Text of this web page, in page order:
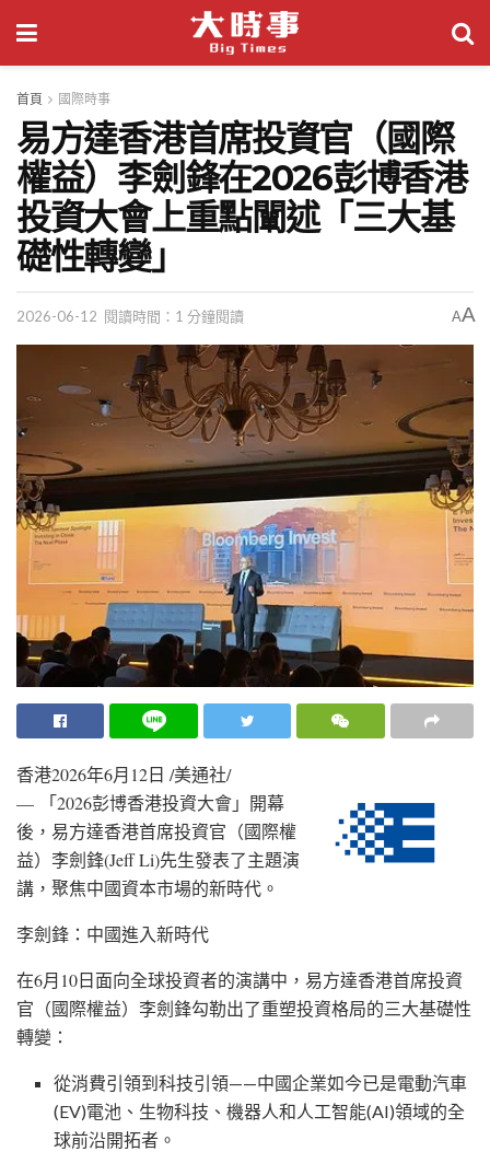
首頁 國際時事
易方達香港首席投資官（國際
權益）李劍鋒在2026彭博香港
投資大會上重點闡述「三大基
礎性轉變」
2026-06-12 閱讀時間：1 分鐘閱讀 AA
香港2026年6月12日 /美通社/
—
「2026彭博香港投資大會」開幕
後 ，易方達香港首席投資官（國際權
益）李劍鋒(Jeff Li)先生發表了主題演
講，聚焦中國資本市場的新時代。
李劍鋒：中國進入新時代
在6月10日面向全球投資者的演講中，易方達香港首席投資
官（國際權益）李劍鋒勾勒出了重塑投資格局的三大基礎性
轉變：
從消費引領到科技引領——中國企業如今已是電動汽車
(EV)電池、生物科技、機器人和人工智能(AI)領域的全
球前沿開拓者。